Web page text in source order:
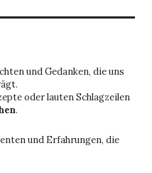
und Gedanken, die uns
oder lauten Schlagzeilen
.
und Erfahrungen, die